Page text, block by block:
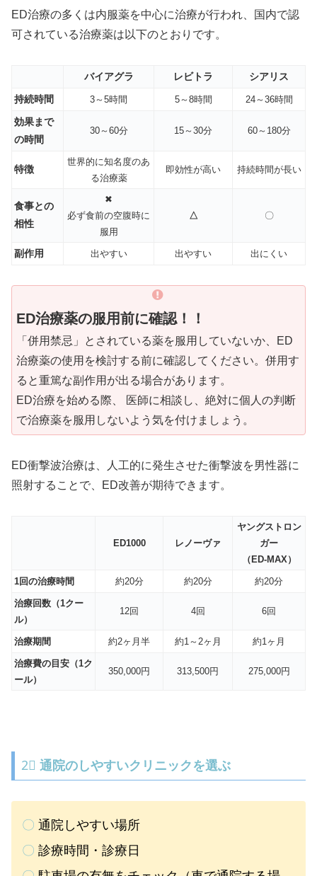
ED治療の多くは内服薬を中心に治療が行われ、国内で認
可されている治療薬は以下のとおりです。
バイアグラ レビトラ
シアリス
持続時間
3～5時間 5～8時間 24～36時間
効果まで
の時間
30～60分 15～30分 60～180分
特徴
世界的に知名度のあ
る治療薬
即効性が高い 持続時間が長い
食事との
相性
✖
必ず食前の空腹時に
服用
△ 〇
副作用 出やすい 出やすい 出にくい
ED治療薬の服用前に確認！！
「併用禁忌」とされている薬を服用していないか、ED
治療薬の使用を検討する前に確認してください。併用す
ると重篤な副作用が出る場合があります。
ED治療を始める際、 医師に相談し、絶対に個人の判断
で治療薬を服用しないよう気を付けましょう。
ED衝撃波治療は、人工的に発生させた衝撃波を男性器に
照射することで、ED改善が期待できます。
ED1000 レノーヴァ
ヤングストロン
ガー
（ED-MAX）
1回の治療時間 約20分 約20分 約20分
治療回数（1クー
ル）
12回 4回 6回
治療期間 約2ヶ月半 約1～2ヶ月 約1ヶ月
治療費の目安（1ク
ール）
350,000円 313,500円 275,000円
2⃣ 通院のしやすいクリニックを選ぶ
〇 通院しやすい場所
〇 診療時間・診療日